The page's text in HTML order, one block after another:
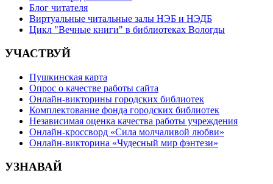
Блог читателя
Виртуальные читальные залы НЭБ и НЭДБ
Цикл "Вечные книги" в библиотеках Вологды
УЧАСТВУЙ
Пушкинская карта
Опрос о качестве работы сайта
Онлайн-викторины городских библиотек
Комплектование фонда городских библиотек
Независимая оценка качества работы учреждения
Онлайн-кроссворд «Сила молчаливой любви»
Онлайн-викторина «Чудесный мир фэнтези»
УЗНАВАЙ